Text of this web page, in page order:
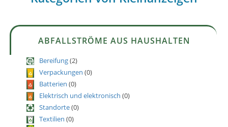
ABFALLSTRÖME AUS HAUSHALTEN
Bereifung(2)
Verpackungen (0)
Batterien (0)
Elektrisch und elektronisch (0)
Standorte(0)
Textilien (0)